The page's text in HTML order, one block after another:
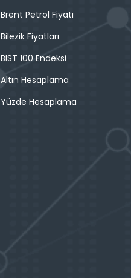
Brent Petrol Fiyatı
Bilezik Fiyatları
BIST 100 Endeksi
Altın Hesaplama
Yüzde Hesaplama